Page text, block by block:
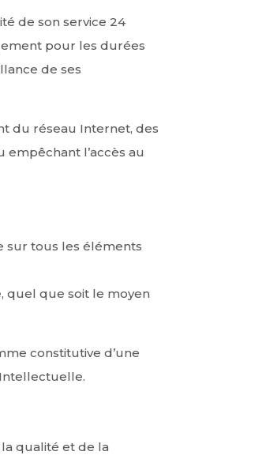
de son service 24
pour les durées
de ses
du réseau Internet, des
l’accès au
sur tous les éléments
quel que soit le moyen
constitutive d’une
qualité et de la